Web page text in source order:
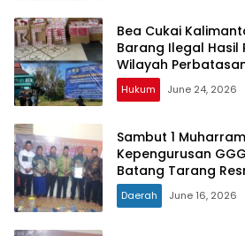
Bea Cukai
Barang Ilegal Hasil
Wilayah
Hukum June 24, 2026
Sambut 1
Kepengurusan
Batang Tarang
Daerah June 16, 2026